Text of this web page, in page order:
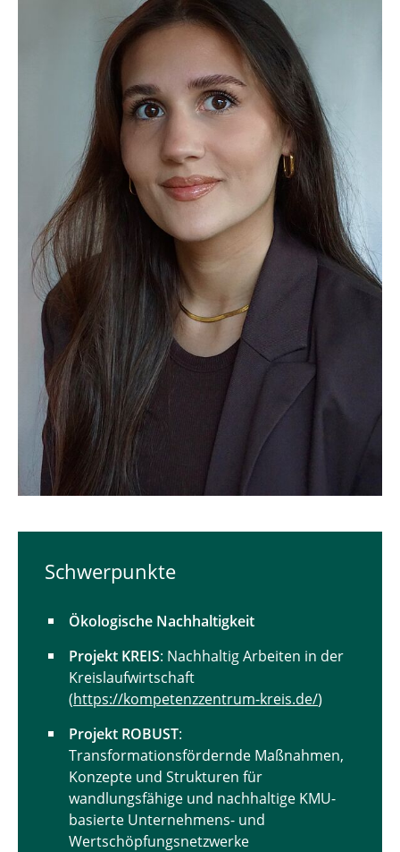
M.Sc. Carolin Hammes
M.Sc. Stephanie Hirschberger
M.Sc. Viviane Kirklies
M.Sc. Kristien Klaka
M.Sc. Stefano Mattana
M.Sc. Vivien Miether
M.Sc. Annabell Mitschelen
Dr. Anja Isabel Morstatt
M.Sc. Melissa Müller
B. A. Jonas Ollesch
Dr. Marie Ritter
Dr. Sandra Rothenbusch
M.Sc. Leoni Senkbeil
M.Sc. Elija Stegmann
M.Sc. M.A. Maischa Freymuth
M.Sc. Nico Wegener
M.Sc. Victoria Zorn
Schwerpunkte
Ökologische Nachhaltigkeit
Projekt KREIS: Nachhaltig Arbeiten in der
Kreislaufwirtschaft
(https://kompetenzzentrum-kreis.de/)
Projekt ROBUST:
Transformationsfördernde Maßnahmen,
Konzepte und Strukturen für
wandlungsfähige und nachhaltige KMU-
basierte Unternehmens- und
Wertschöpfungsnetzwerke